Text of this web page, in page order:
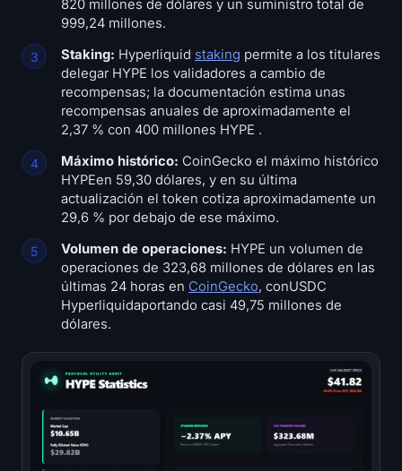
820 millones de dólares y un suministro total de
999,24 millones.
Staking: Hyperliquid staking permite a los titulares
delegar HYPE los validadores a cambio de
recompensas; la documentación estima unas
recompensas anuales de aproximadamente el
2,37 % con 400 millones HYPE .
Máximo histórico: CoinGecko el máximo histórico
HYPEen 59,30 dólares, y en su última
actualización el token cotiza aproximadamente un
29,6 % por debajo de ese máximo.
Volumen de operaciones: HYPE un volumen de
operaciones de 323,68 millones de dólares en las
últimas 24 horas en CoinGecko, conUSDC
Hyperliquidaportando casi 49,75 millones de
dólares.